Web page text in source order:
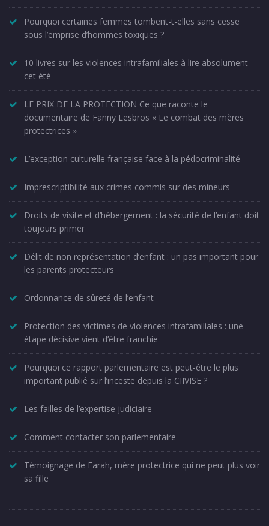
Pourquoi certaines femmes tombent-t-elles sans cesse
sous l’emprise d’hommes toxiques ?
10 livres sur les violences intrafamiliales à lire absolument
cet été
LE PRIX DE LA PROTECTION Ce que raconte le
documentaire de Fanny Lesbros « Le combat des mères
protectrices »
L’exception culturelle française face à la pédocriminalité
Imprescriptibilité aux crimes commis sur des mineurs
Droits de visite et d’hébergement : la sécurité de l’enfant doit
toujours primer
Délit de non représentation d’enfant : un pas important pour
les parents protecteurs
Ordonnance de sûreté de l’enfant
Protection des victimes de violences intrafamiliales : une
étape décisive vient d’être franchie
Pourquoi ce rapport parlementaire est peut-être le plus
important publié sur l’inceste depuis la CIIVISE ?
Les failles de l’expertise judiciaire
Comment contacter son parlementaire
Témoignage de Farah, mère protectrice qui ne peut plus voir
sa fille